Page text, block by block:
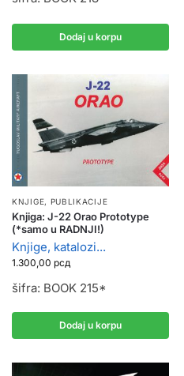
Dodaj u korpu
KNJIGE, PUBLIKACIJE
Knjiga: J-22 Orao Prototype
(*samo u RADNJI!)
Knjige, katalozi...
1.300,00 рсд
šifra: BOOK 215*
Dodaj u korpu